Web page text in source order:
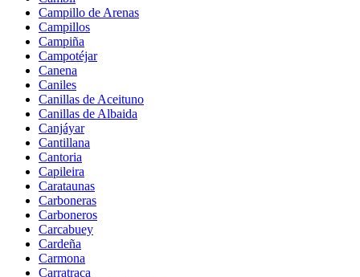
Campillo de Arenas
Campillos
Campiña
Campotéjar
Canena
Caniles
Canillas de Aceituno
Canillas de Albaida
Canjáyar
Cantillana
Cantoria
Capileira
Carataunas
Carboneras
Carboneros
Carcabuey
Cardeña
Carmona
Carratraca